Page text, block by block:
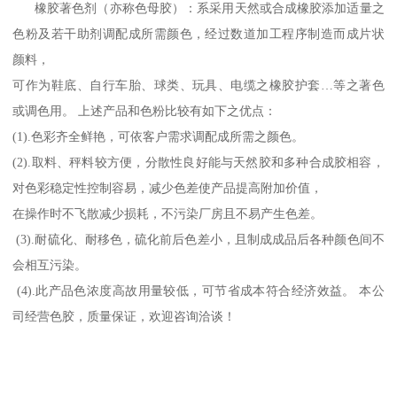
橡胶著色剂（亦称色母胶）：系采用天然或合成橡胶添加适量之
色粉及若干助剂调配成所需颜色，经过数道加工程序制造而成片状
颜料，
可作为鞋底、自行车胎、球类、玩具、电缆之橡胶护套…等之著色
或调色用。 上述产品和色粉比较有如下之优点：
(1).色彩齐全鲜艳，可依客户需求调配成所需之颜色。
(2).取料、秤料较方便，分散性良好能与天然胶和多种合成胶相容，
对色彩稳定性控制容易，减少色差使产品提高附加价值，
在操作时不飞散减少损耗，不污染厂房且不易产生色差。
(3).耐硫化、耐移色，硫化前后色差小，且制成成品后各种颜色间不
会相互污染。
(4).此产品色浓度高故用量较低，可节省成本符合经济效益。 本公
司经营色胶，质量保证，欢迎咨询洽谈！